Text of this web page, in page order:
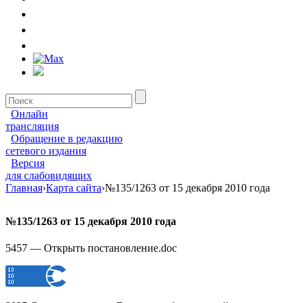
Онлайн
трансляция
Обращение в редакцию
сетевого издания
Версия
для слабовидящих
Главная›Карта сайта›№135/1263 от 15 декабря 2010 года
№135/1263 от 15 декабря 2010 года
5457 — Открыть постановление.doc